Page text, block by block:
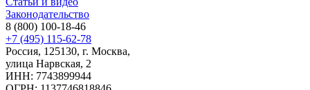
Законодательство
8 (800) 100-18-46
+7 (495) 115-62-78
Россия, 125130, г. Москва,
улица Нарвская, 2
ИНН: 7743899944